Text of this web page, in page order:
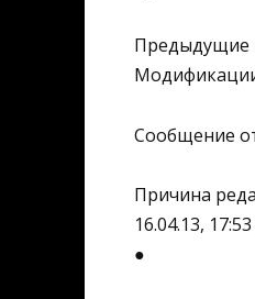
Предыдущие
Сообщение
Причина
16.04.13,
●